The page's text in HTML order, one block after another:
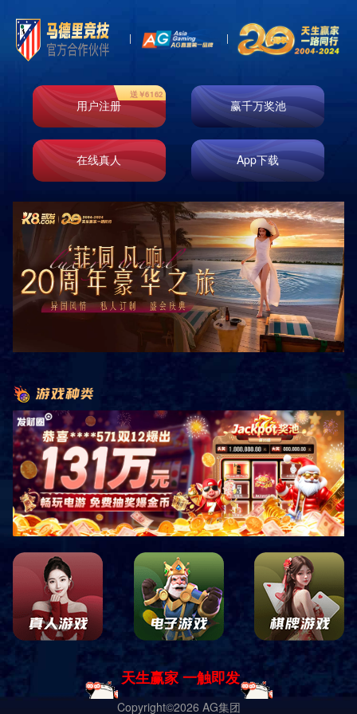
企业文化 发展历程 组织架构 集团概况
组织架构
ORGANIZATION
版权所有@JDB电子官方网站 | 蜀ICP备14000432号-1